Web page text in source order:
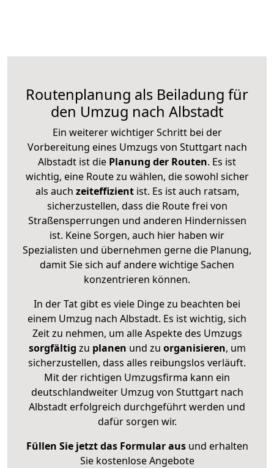
Routenplanung als Beiladung für
den Umzug nach Albstadt
Ein weiterer wichtiger Schritt bei der
Vorbereitung eines Umzugs von Stuttgart nach
Albstadt ist die Planung der Routen. Es ist
wichtig, eine Route zu wählen, die sowohl sicher
als auch zeiteffizientist. Es ist auch ratsam,
sicherzustellen, dass die Route frei von
Straßensperrungen und anderen Hindernissen
ist. Keine Sorgen, auch hier haben wir
Spezialisten und übernehmen gerne die Planung,
damit Sie sich auf andere wichtige Sachen
konzentrieren können.
In der Tat gibt es viele Dinge zu beachten bei
einem Umzug nach Albstadt. Es ist wichtig, sich
Zeit zu nehmen, um alle Aspekte des Umzugs
sorgfältig zu planen und zu organisieren, um
sicherzustellen, dass alles reibungslos verläuft.
Mit der richtigen Umzugsfirma kann ein
deutschlandweiter Umzug von Stuttgart nach
Albstadt erfolgreich durchgeführt werden und
dafür sorgen wir.
Füllen Sie jetzt das Formular ausund erhalten
Sie kostenlose Angebote